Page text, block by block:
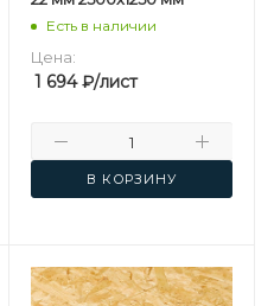
Есть в наличии
Цена:
1 694₽/лист
В КОРЗИНУ